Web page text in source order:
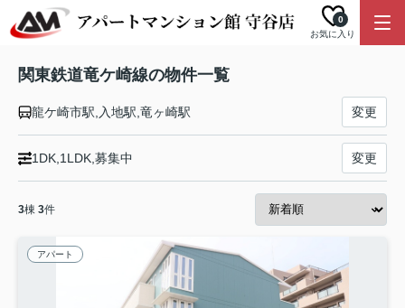
お気に入り
0
関東鉄道竜ケ崎線の物件一覧
龍ケ崎市駅,入地駅,竜ヶ崎駅 変更
1DK,1LDK,募集中 変更
3棟 3件
アパート